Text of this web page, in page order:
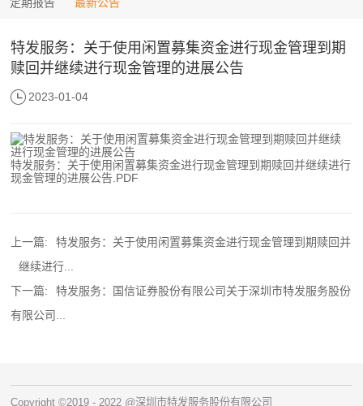
特发服务：关于使用闲置募集资金进行现金管理到期
赎回并继续进行现金管理的进展公告
2023-01-04
特发服务：关于使用闲置募集资金进行现金管理到期赎回并继续进行
现金管理的进展公告.PDF
上一篇:
特发服务：关于使用闲置募集资金进行现金管理到期赎回并
继续进行...
下一篇:
特发服务：国信证券股份有限公司关于深圳市特发服务股份
有限公司...
Copyright ©2019 - 2022 @深圳市特发服务股份有限公司